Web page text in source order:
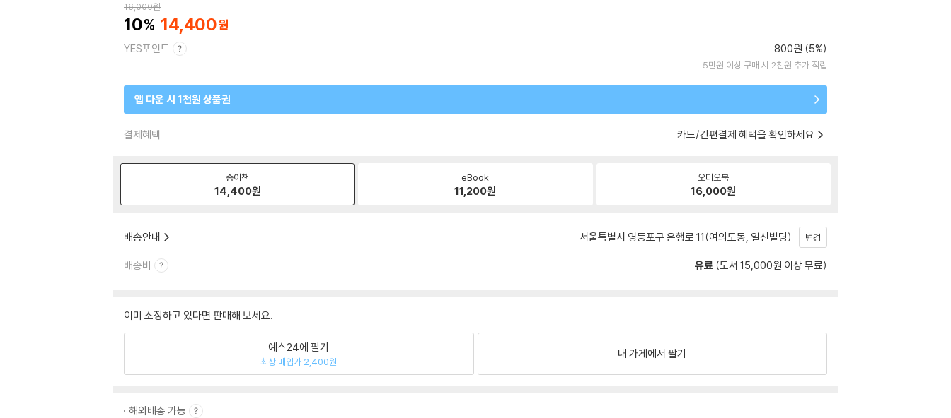
16,000원
10 14,400
YES포인트 800원 (5%)
5만원 이상 구매 시 2천원 추가 적립
앱 다운 시 1천원 상품권
결제혜택 카드/간편결제 혜택을 확인하세요
종이책
14,400원
eBook
11,200원
오디오북
16,000원
배송안내 서울특별시 영등포구 은행로 11(여의도동, 일신빌딩) 변경
배송비 유료 (도서 15,000원 이상 무료)
이미 소장하고 있다면 판매해 보세요.
예스24에 팔기
최상 매입가 2,400원
내 가게에서 팔기
해외배송 가능